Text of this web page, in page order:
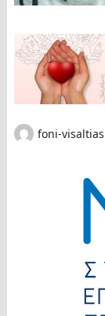
foni-visaltias